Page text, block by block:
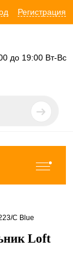
Регистрация
до 19:00 Вт-Вс
C Blue
Loft